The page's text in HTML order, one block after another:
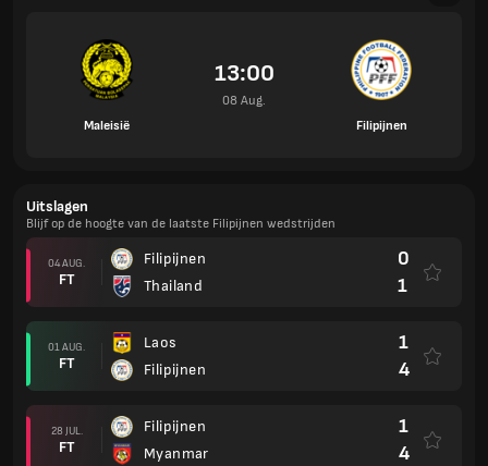
Maleisië
13:00
08 Aug.
Filipijnen
Uitslagen
Blijf op de hoogte van de laatste Filipijnen wedstrijden
04 AUG.
FT
Filipijnen
Thailand
0
1
01 AUG.
FT
Laos
Filipijnen
1
4
28 JUL.
FT
Filipijnen
Myanmar
1
4